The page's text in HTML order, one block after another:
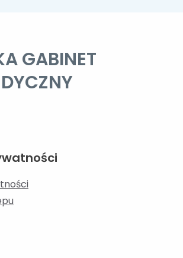
GABINET